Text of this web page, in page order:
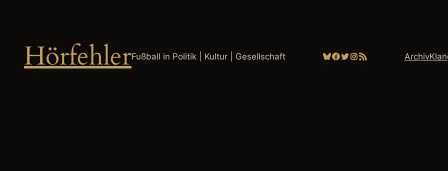
HörfehlerFußball in Politik | Kultur | Gesellschaft Bluesky
Facebook
Twitter
Instagram
RSS-Feed Archiv